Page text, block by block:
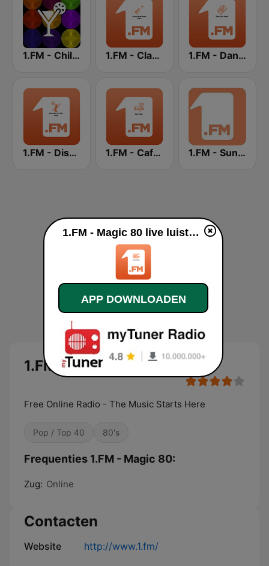
1.FM - Chillout Lounge 1.FM - Classic Rock Replay 1.FM - Dance One
1.FM - Disco Ball 70s & 80s 1.FM - Cafe Radio 1.FM - Sunshine
1.FM - Magic 80
Free Online Radio - The Music Starts Here
Pop / Top 40 80's
Frequenties 1.FM - Magic 80:
Zug: Online
Contacten
Website http://www.1.fm/
1.FM - Magic 80 live luisteren
APP DOWNLOADEN